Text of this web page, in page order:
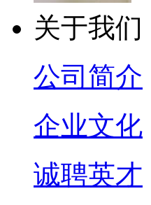
关于我们
公司简介
企业文化
诚聘英才